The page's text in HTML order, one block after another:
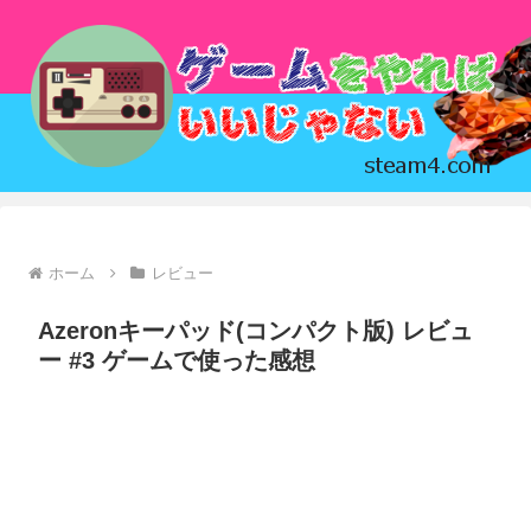
ホーム レビュー
Azeronキーパッド(コンパクト版) レビュ
ー #3 ゲームで使った感想